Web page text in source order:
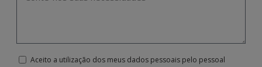
Aceito a utilização dos meus dados pessoais pelo pessoal